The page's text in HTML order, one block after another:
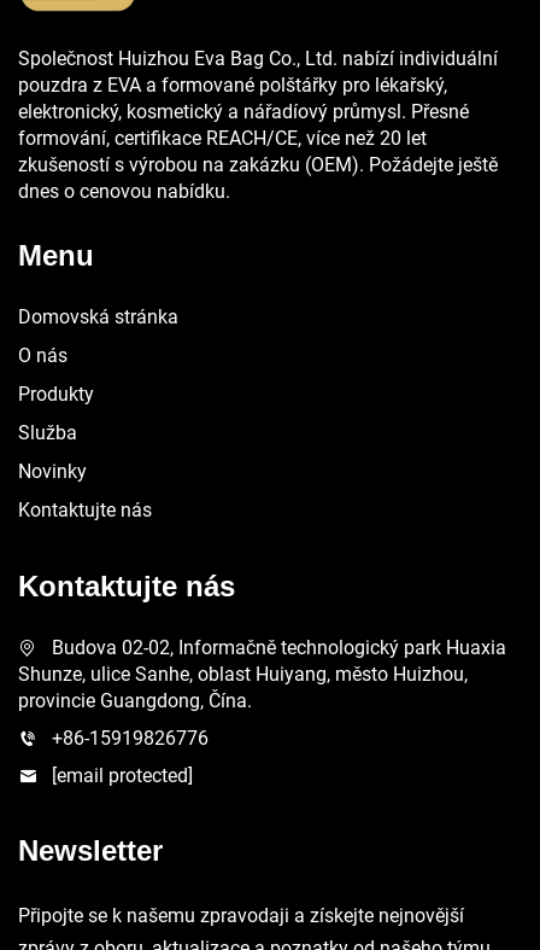
Společnost Huizhou Eva Bag Co., Ltd. nabízí individuální
pouzdra z EVA a formované polštářky pro lékařský,
elektronický, kosmetický a nářadíový průmysl. Přesné
formování, certifikace REACH/CE, více než 20 let
zkušeností s výrobou na zakázku (OEM). Požádejte ještě
dnes o cenovou nabídku.
Menu
Domovská stránka
O nás
Produkty
Služba
Novinky
Kontaktujte nás
Kontaktujte nás
Budova 02-02, Informačně technologický park Huaxia
Shunze, ulice Sanhe, oblast Huiyang, město Huizhou,
provincie Guangdong, Čína.
+86-15919826776
[email protected]
Newsletter
Připojte se k našemu zpravodaji a získejte nejnovější